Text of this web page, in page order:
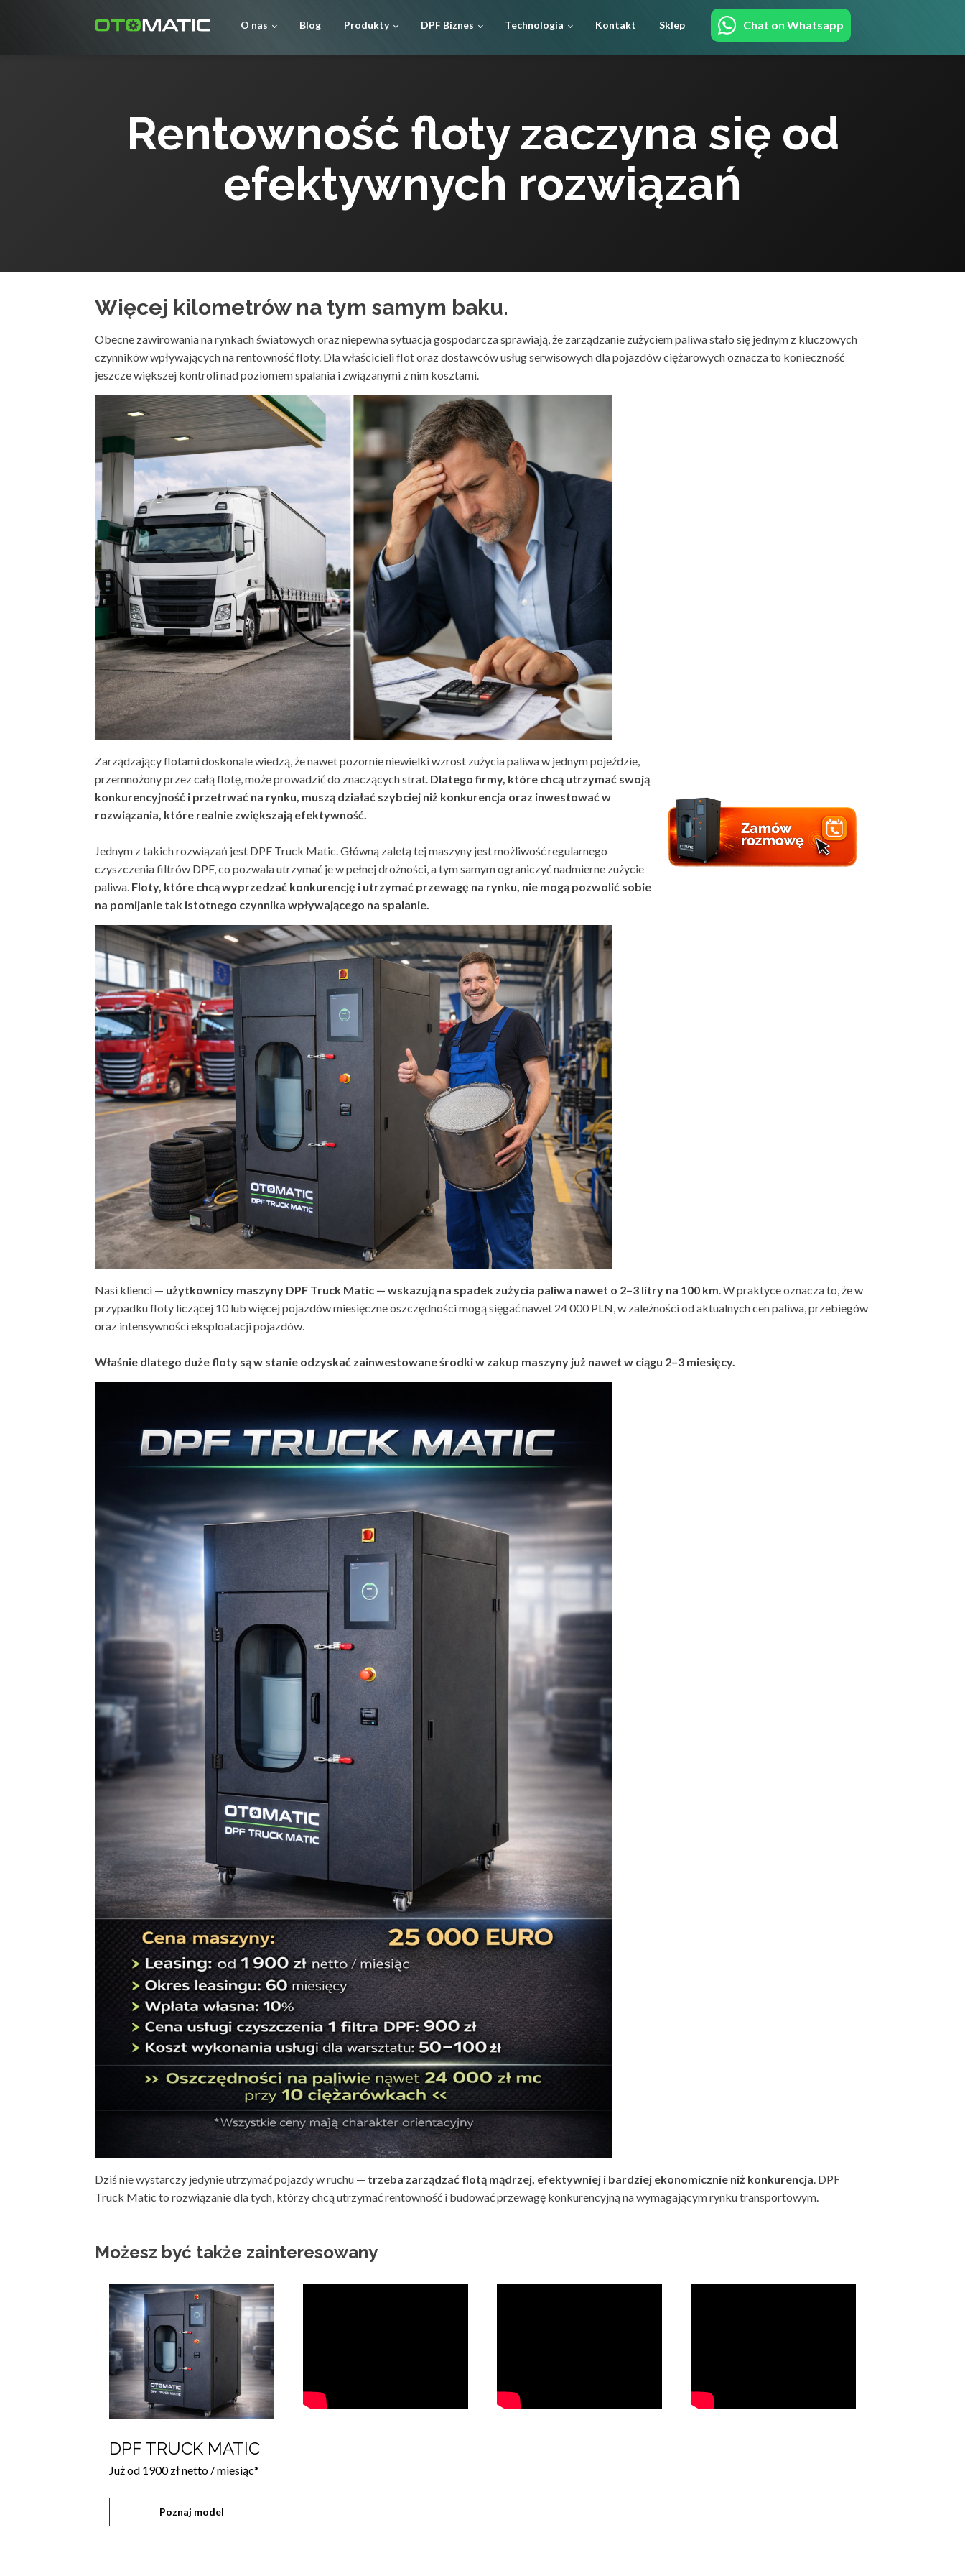
O nas Blog Produkty DPF Biznes Technologia Kontakt Sklep Chat on Whatsapp
Rentowność floty zaczyna się od
efektywnych rozwiązań
Więcej kilometrów na tym samym baku.
Obecne zawirowania na rynkach światowych oraz niepewna sytuacja gospodarcza sprawiają, że zarządzanie zużyciem paliwa stało się jednym z kluczowych
czynników wpływających na rentowność floty. Dla właścicieli flot oraz dostawców usług serwisowych dla pojazdów ciężarowych oznacza to konieczność
jeszcze większej kontroli nad poziomem spalania i związanymi z nim kosztami.
Zarządzający flotami doskonale wiedzą, że nawet pozornie niewielki wzrost zużycia paliwa w jednym pojeździe,
przemnożony przez całą flotę, może prowadzić do znaczących strat. Dlatego firmy, które chcą utrzymać swoją
konkurencyjność i przetrwać na rynku, muszą działać szybciej niż konkurencja oraz inwestować w
rozwiązania, które realnie zwiększają efektywność.
Jednym z takich rozwiązań jest DPF Truck Matic. Główną zaletą tej maszyny jest możliwość regularnego
czyszczenia filtrów DPF, co pozwala utrzymać je w pełnej drożności, a tym samym ograniczyć nadmierne zużycie
paliwa. Floty, które chcą wyprzedzać konkurencję i utrzymać przewagę na rynku, nie mogą pozwolić sobie
na pomijanie tak istotnego czynnika wpływającego na spalanie.
Nasi klienci — użytkownicy maszyny DPF Truck Matic — wskazują na spadek zużycia paliwa nawet o 2–3 litry na 100 km. W praktyce oznacza to, że w
przypadku floty liczącej 10 lub więcej pojazdów miesięczne oszczędności mogą sięgać nawet 24 000 PLN, w zależności od aktualnych cen paliwa, przebiegów
oraz intensywności eksploatacji pojazdów.
Właśnie dlatego duże floty są w stanie odzyskać zainwestowane środki w zakup maszyny już nawet w ciągu 2–3 miesięcy.
Dziś nie wystarczy jedynie utrzymać pojazdy w ruchu — trzeba zarządzać flotą mądrzej, efektywniej i bardziej ekonomicznie niż konkurencja. DPF
Truck Matic to rozwiązanie dla tych, którzy chcą utrzymać rentowność i budować przewagę konkurencyjną na wymagającym rynku transportowym.
Możesz być także zainteresowany
DPF TRUCK MATIC
Już od 1900 zł netto / miesiąc*
Poznaj model